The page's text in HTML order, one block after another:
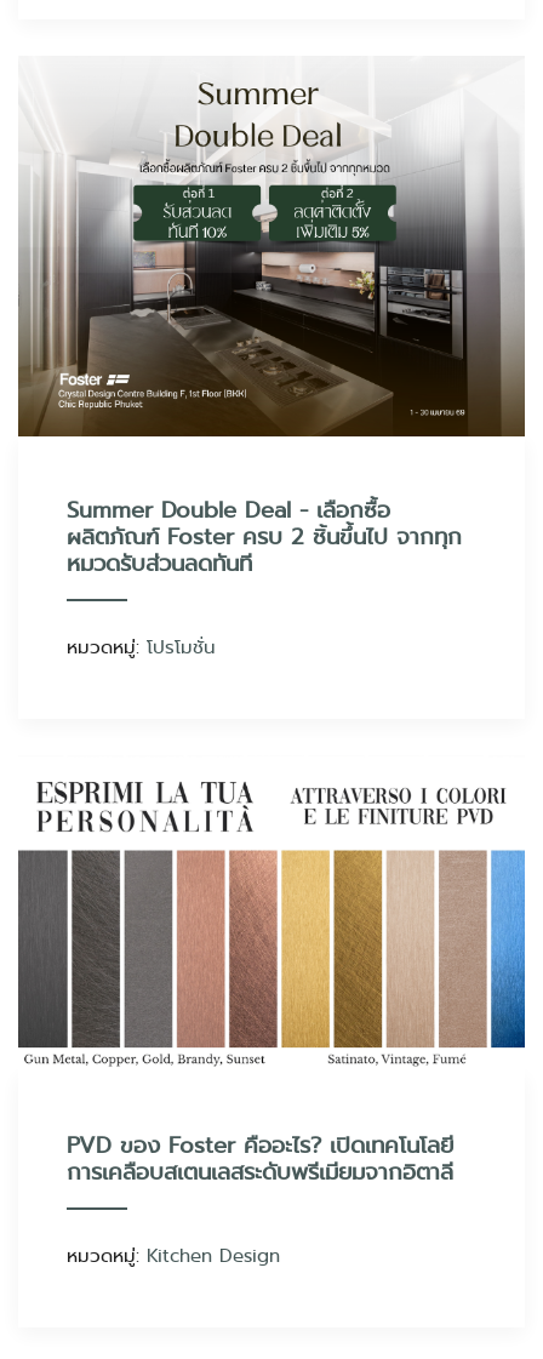
Summer Double Deal - เลือกซื้อ
ผลิตภัณฑ์ Foster ครบ 2 ชิ้นขึ้นไป จากทุก
หมวดรับส่วนลดทันที
หมวดหมู่: โปรโมชั่น
PVD ของ Foster คืออะไร? เปิดเทคโนโลยี
การเคลือบสเตนเลสระดับพรีเมียมจากอิตาลี
หมวดหมู่: Kitchen Design